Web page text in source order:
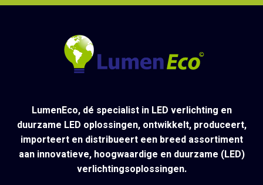
LumenEco, dé specialist in LED verlichting en
duurzame LED oplossingen, ontwikkelt, produceert,
importeert en distribueert een breed assortiment
aan innovatieve, hoogwaardige en duurzame (LED)
verlichtingsoplossingen.